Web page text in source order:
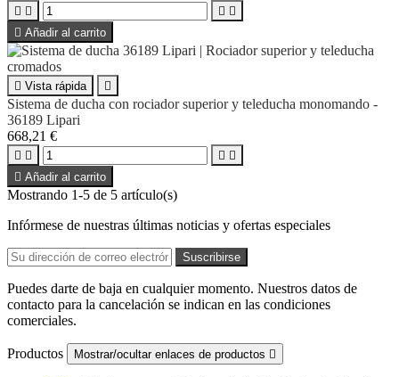
   
 Añadir al carrito
 Vista rápida 
Sistema de ducha con rociador superior y teleducha monomando -
36189 Lipari
668,21 €
   
 Añadir al carrito
Mostrando 1-5 de 5 artículo(s)
Infórmese de nuestras últimas noticias y ofertas especiales
Puedes darte de baja en cualquier momento. Nuestros datos de
contacto para la cancelación se indican en las condiciones
comerciales.
Productos Mostrar/ocultar enlaces de productos 